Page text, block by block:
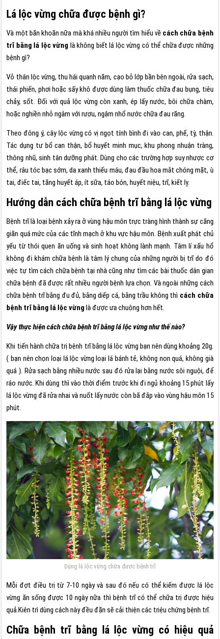
Lá lộc vừng chữa được bệnh gì?
Và một băn khoăn nữa mà khá nhiều người tìm hiểu về cách chữa bệnh
trĩ bằng lá lộc vừng là không biết lá lộc vừng có thể chữa được những
bệnh gì?
Vỏ thân lộc vừng, thu hái quanh năm, cạo bỏ lớp bần bên ngoài, rửa sạch,
thái phiến, phơi hoặc sấy khô được dùng làm thuốc chữa đau bụng, tiêu
chảy, sốt. Đối với quả lộc vừng còn xanh, ép lấy nước, bôi chữa chàm,
hoặc nghiền nhỏ ngâm với rượu, ngậm nhổ nước chữa đau răng.
Theo đông ý, cây lộc vừng có vị ngọt tính bình đi vào can, phế, tỳ, thận.
Tác dụng tư bổ can thận, bổ huyết minh mục, khu phong nhuận tràng,
thông nhũ, sinh tân dưỡng phát. Dùng cho các trường hợp suy nhược cơ
thể, râu tóc bạc sớm, da xanh thiếu máu, đau đầu hoa mắt chóng mặt, ù
tai, điếc tai, tăng huyết áp, ít sữa, táo bón, huyết niệu, trĩ, kiết lỵ.
Hướng dẫn cách chữa bệnh trĩ bằng lá lộc vừng
Bệnh trĩ là loại bệnh xảy ra ở vùng hậu môn trực tràng hình thành sự căng
giãn quá mức của các tĩnh mạch ở khu vực hậu môn. Bệnh xuất phát chủ
yếu từ thói quen ăn uống và sinh hoạt không lành mạnh. Tâm lí xấu hổ
không đi khám chữa bệnh là tâm lý chung của những người bị trĩ do đó
việc tự tìm cách chữa bệnh tại nhà cũng như tìm các bài thuốc dân gian
chữa bệnh đã được rất nhiều người bệnh lựa chọn. Và ngoài những cách
chữa bệnh trĩ bằng đu đủ, bằng diếp cá, bằng trầu không thì cách chữa
bệnh trĩ bằng lá lộc vừnglà được ưa chuộng hơn hết.
Vậy thực hiện cách chữa bệnh trĩ bằng lá lộc vừng như thế nào?
Khi tiến hành chữa trị bệnh trĩ bằng lá lộc vừng bạn nên dùng khoảng 20g.
( bạn nên chọn loại lá lộc vừng loại lá bánh tẻ, không non quá, không già
quá ). Rửa sạch bằng nhiều nước sau đó rửa lại bằng nước sôi nguội, để
ráo nước. Khi dùng thì vào thời điểm trước khi đi ngủ khoảng 15 phút lấy
lá lộc vừng đã rửa nhai và nuốt lấy nước còn bã đắp vào vùng hậu môn 15
phút.
Dùng lá lộc vừng chữa được bệnh trĩ
Mỗi đợt điều trị từ 7-10 ngày và sau đó nếu có thể kiếm được lá lộc
vừng ăn sống được 10 ngày nữa thì bệnh trĩ có thể chữa trị được hiệu
quả.Kiên trì dùng cách này đều đặn sẽ cải thiện các triệu chứng bệnh trĩ.
Chữa bệnh trĩ bằng lá lộc vừng có hiệu quả